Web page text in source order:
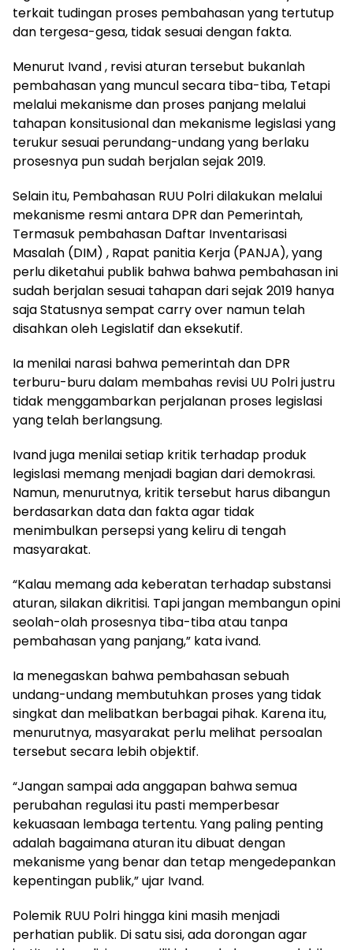
terkait tudingan proses pembahasan yang tertutup
dan tergesa-gesa, tidak sesuai dengan fakta.
Menurut Ivand , revisi aturan tersebut bukanlah
pembahasan yang muncul secara tiba-tiba, Tetapi
melalui mekanisme dan proses panjang melalui
tahapan konsitusional dan mekanisme legislasi yang
terukur sesuai perundang-undang yang berlaku
prosesnya pun sudah berjalan sejak 2019.
Selain itu, Pembahasan RUU Polri dilakukan melalui
mekanisme resmi antara DPR dan Pemerintah,
Termasuk pembahasan Daftar Inventarisasi
Masalah (DIM) , Rapat panitia Kerja (PANJA), yang
perlu diketahui publik bahwa bahwa pembahasan ini
sudah berjalan sesuai tahapan dari sejak 2019 hanya
saja Statusnya sempat carry over namun telah
disahkan oleh Legislatif dan eksekutif.
Ia menilai narasi bahwa pemerintah dan DPR
terburu-buru dalam membahas revisi UU Polri justru
tidak menggambarkan perjalanan proses legislasi
yang telah berlangsung.
Ivand juga menilai setiap kritik terhadap produk
legislasi memang menjadi bagian dari demokrasi.
Namun, menurutnya, kritik tersebut harus dibangun
berdasarkan data dan fakta agar tidak
menimbulkan persepsi yang keliru di tengah
masyarakat.
“Kalau memang ada keberatan terhadap substansi
aturan, silakan dikritisi. Tapi jangan membangun opini
seolah-olah prosesnya tiba-tiba atau tanpa
pembahasan yang panjang,” kata ivand.
Ia menegaskan bahwa pembahasan sebuah
undang-undang membutuhkan proses yang tidak
singkat dan melibatkan berbagai pihak. Karena itu,
menurutnya, masyarakat perlu melihat persoalan
tersebut secara lebih objektif.
“Jangan sampai ada anggapan bahwa semua
perubahan regulasi itu pasti memperbesar
kekuasaan lembaga tertentu. Yang paling penting
adalah bagaimana aturan itu dibuat dengan
mekanisme yang benar dan tetap mengedepankan
kepentingan publik,” ujar Ivand.
Polemik RUU Polri hingga kini masih menjadi
perhatian publik. Di satu sisi, ada dorongan agar